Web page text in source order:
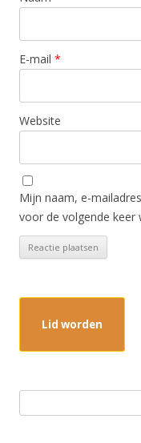
E-mail *
Website
Mijn naam, e-
voor de volgende keer
Lid worden
o